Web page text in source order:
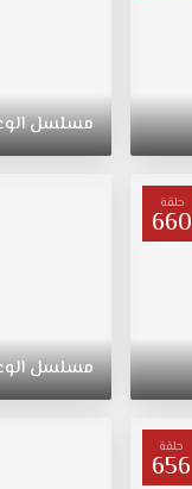
مسلسل
حلقة
660
مسلسل
حلقة
656